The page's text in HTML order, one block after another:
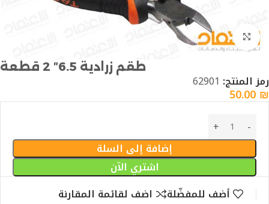
Click to enlarge
طقم زرادية 6.5″ 2 قطعة
رمز المنتج: 62901
50.00 ₪
إضافة إلى السلة
اشتري الآن
أضف للمفضّلة
اضف لقائمة المقارنة